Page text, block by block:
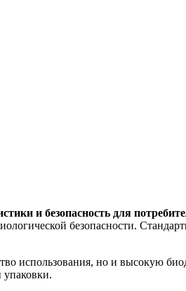
и безопасность для
безопасности.
использования, но и высокую
упаковки.